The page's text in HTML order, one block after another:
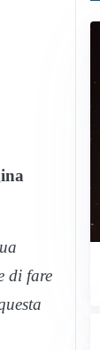
di fare